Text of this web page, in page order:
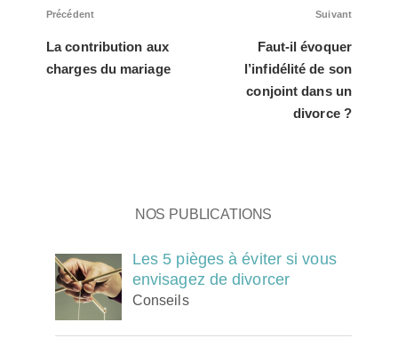
de
l’article
Article
Précédent
La contribution aux
charges du mariage
Article
Suivant
Faut-il évoquer
l’infidélité de son
conjoint dans un
divorce ?
Nos publications
Les 5 pièges à éviter si vous
envisagez de divorcer
Conseils